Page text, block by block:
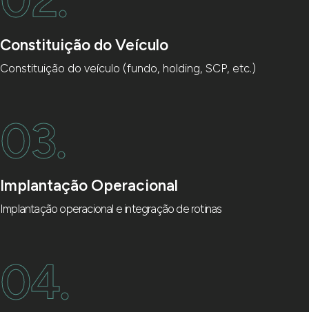
Constituição do Veículo
Constituição do veículo (fundo, holding, SCP, etc.)
03.
Implantação Operacional
Implantação operacional e integração de rotinas
04.